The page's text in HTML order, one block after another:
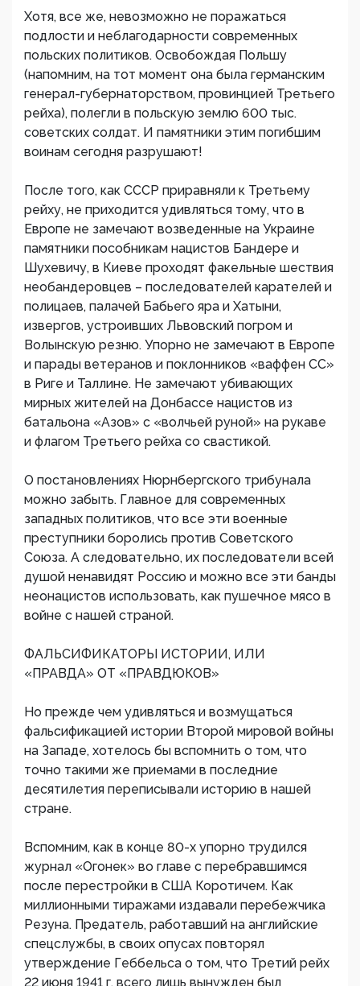
Хотя, все же, невозможно не поражаться
подлости и неблагодарности современных
польских политиков. Освобождая Польшу
(напомним, на тот момент она была германским
генерал-губернаторством, провинцией Третьего
рейха), полегли в польскую землю 600 тыс.
советских солдат. И памятники этим погибшим
воинам сегодня разрушают!
После того, как СССР приравняли к Третьему
рейху, не приходится удивляться тому, что в
Европе не замечают возведенные на Украине
памятники пособникам нацистов Бандере и
Шухевичу, в Киеве проходят факельные шествия
необандеровцев – последователей карателей и
полицаев, палачей Бабьего яра и Хатыни,
извергов, устроивших Львовский погром и
Волынскую резню. Упорно не замечают в Европе
и парады ветеранов и поклонников «ваффен СС»
в Риге и Таллине. Не замечают убивающих
мирных жителей на Донбассе нацистов из
батальона «Азов» с «волчьей руной» на рукаве
и флагом Третьего рейха со свастикой.
О постановлениях Нюрнбергского трибунала
можно забыть. Главное для современных
западных политиков, что все эти военные
преступники боролись против Советского
Союза. А следовательно, их последователи всей
душой ненавидят Россию и можно все эти банды
неонацистов использовать, как пушечное мясо в
войне с нашей страной.
ФАЛЬСИФИКАТОРЫ ИСТОРИИ, ИЛИ
«ПРАВДА» ОТ «ПРАВДЮКОВ»
Но прежде чем удивляться и возмущаться
фальсификацией истории Второй мировой войны
на Западе, хотелось бы вспомнить о том, что
точно такими же приемами в последние
десятилетия переписывали историю в нашей
стране.
Вспомним, как в конце 80-х упорно трудился
журнал «Огонек» во главе с перебравшимся
после перестройки в США Коротичем. Как
миллионными тиражами издавали перебежчика
Резуна. Предатель, работавший на английские
спецслужбы, в своих опусах повторял
утверждение Геббельса о том, что Третий рейх
22 июня 1941 г. всего лишь вынужден был